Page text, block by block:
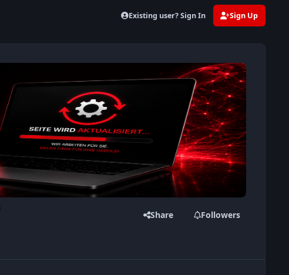
Existing user? Sign In Sign Up
Share Followers